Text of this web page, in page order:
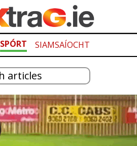
SPÓRT SIAMSAÍOCHT